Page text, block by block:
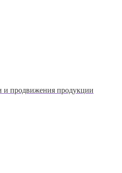
и продвижения продукции